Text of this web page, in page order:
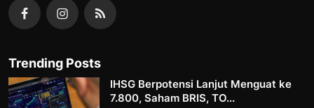
Trending Posts
IHSG Berpotensi Lanjut Menguat ke
7.800, Saham BRIS, TO...